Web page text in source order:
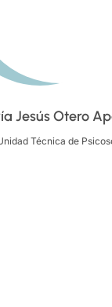
Jesús Otero
Técnica de